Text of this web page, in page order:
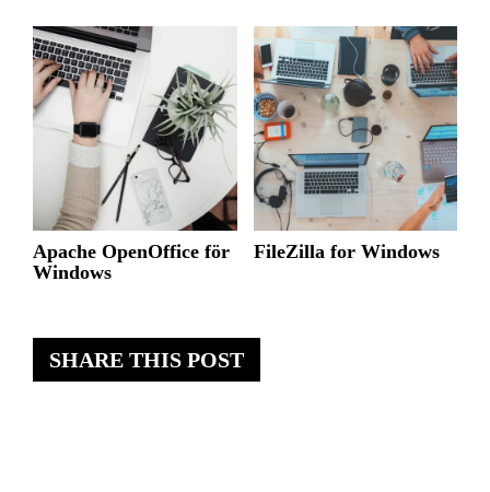
SHARE THIS POST
Apache OpenOffice för
Windows
FileZilla for Windows